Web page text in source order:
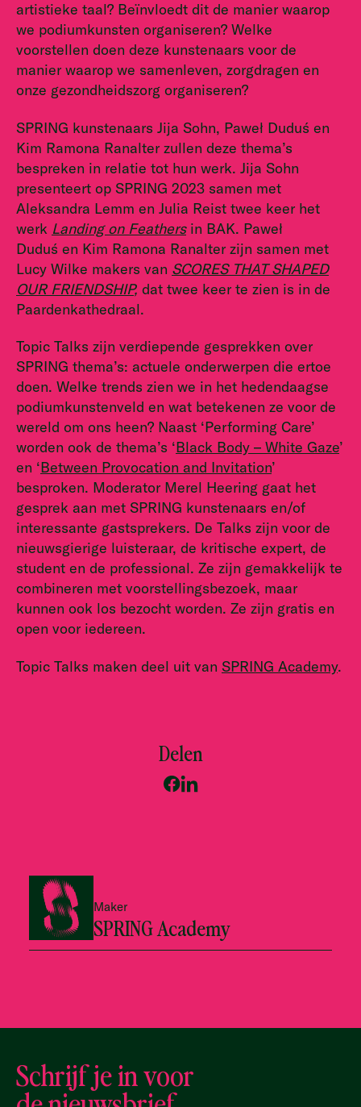
artistieke taal? Beïnvloedt dit de manier waarop
we podiumkunsten organiseren? Welke
voorstellen doen deze kunstenaars voor de
manier waarop we samenleven, zorgdragen en
onze gezondheidszorg organiseren?
SPRING kunstenaars Jija Sohn, Paweł Duduś en
Kim Ramona Ranalter zullen deze thema’s
bespreken in relatie tot hun werk. Jija Sohn
presenteert op SPRING 2023 samen met
Aleksandra Lemm en Julia Reist twee keer het
werk Landing on Feathers in BAK. Paweł
Duduś en Kim Ramona Ranalter zijn samen met
Lucy Wilke makers van SCORES THAT SHAPED
OUR FRIENDSHIP, dat twee keer te zien is in de
Paardenkathedraal.
Topic Talks zijn verdiepende gesprekken over
SPRING thema’s: actuele onderwerpen die ertoe
doen. Welke trends zien we in het hedendaagse
podiumkunstenveld en wat betekenen ze voor de
wereld om ons heen? Naast ‘Performing Care’
worden ook de thema’s ‘Black Body – White Gaze’
en ‘Between Provocation and Invitation’
besproken. Moderator Merel Heering gaat het
gesprek aan met SPRING kunstenaars en/of
interessante gastsprekers. De Talks zijn voor de
nieuwsgierige luisteraar, de kritische expert, de
student en de professional. Ze zijn gemakkelijk te
combineren met voorstellingsbezoek, maar
kunnen ook los bezocht worden. Ze zijn gratis en
open voor iedereen.
Topic Talks maken deel uit van SPRING Academy.
Delen
Maker
SPRING Academy
Schrijf je in voor